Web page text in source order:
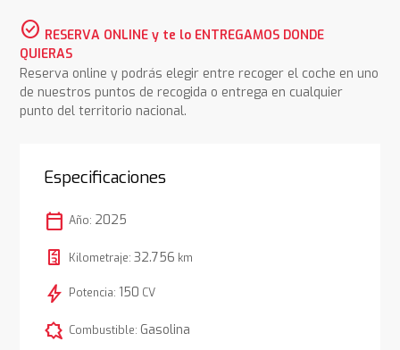
check_circle RESERVA ONLINE y te lo ENTREGAMOS DONDE
QUIERAS
Reserva online y podrás elegir entre recoger el coche en uno
de nuestros puntos de recogida o entrega en cualquier
punto del territorio nacional.
Especificaciones
calendar_today Año: 2025
Kilometraje: 32.756 km
bolt Potencia: 150 CV
comic_bubble Combustible: Gasolina